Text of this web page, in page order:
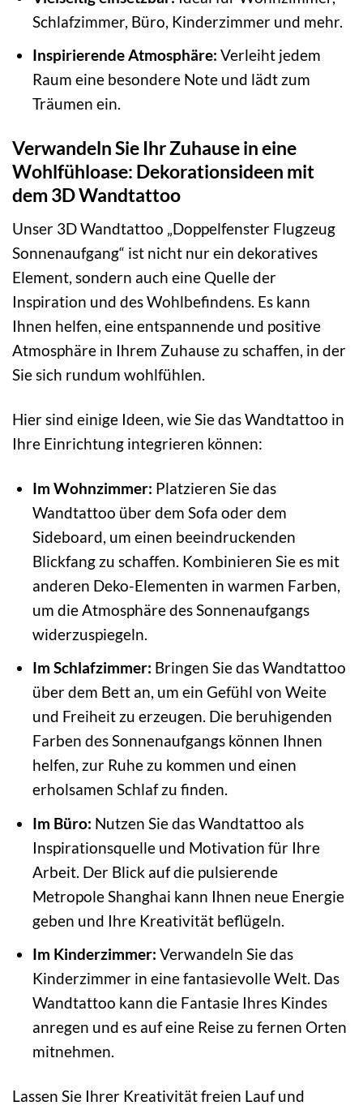
Schlafzimmer, Büro, Kinderzimmer und mehr.
Inspirierende Atmosphäre: Verleiht jedem
Raum eine besondere Note und lädt zum
Träumen ein.
Verwandeln Sie Ihr Zuhause in eine
Wohlfühloase: Dekorationsideen mit
dem 3D Wandtattoo
Unser 3D Wandtattoo „Doppelfenster Flugzeug
Sonnenaufgang“ ist nicht nur ein dekoratives
Element, sondern auch eine Quelle der
Inspiration und des Wohlbefindens. Es kann
Ihnen helfen, eine entspannende und positive
Atmosphäre in Ihrem Zuhause zu schaffen, in der
Sie sich rundum wohlfühlen.
Hier sind einige Ideen, wie Sie das Wandtattoo in
Ihre Einrichtung integrieren können:
Im Wohnzimmer: Platzieren Sie das
Wandtattoo über dem Sofa oder dem
Sideboard, um einen beeindruckenden
Blickfang zu schaffen. Kombinieren Sie es mit
anderen Deko-Elementen in warmen Farben,
um die Atmosphäre des Sonnenaufgangs
widerzuspiegeln.
Im Schlafzimmer: Bringen Sie das Wandtattoo
über dem Bett an, um ein Gefühl von Weite
und Freiheit zu erzeugen. Die beruhigenden
Farben des Sonnenaufgangs können Ihnen
helfen, zur Ruhe zu kommen und einen
erholsamen Schlaf zu finden.
Im Büro: Nutzen Sie das Wandtattoo als
Inspirationsquelle und Motivation für Ihre
Arbeit. Der Blick auf die pulsierende
Metropole Shanghai kann Ihnen neue Energie
geben und Ihre Kreativität beflügeln.
Im Kinderzimmer: Verwandeln Sie das
Kinderzimmer in eine fantasievolle Welt. Das
Wandtattoo kann die Fantasie Ihres Kindes
anregen und es auf eine Reise zu fernen Orten
mitnehmen.
Lassen Sie Ihrer Kreativität freien Lauf und